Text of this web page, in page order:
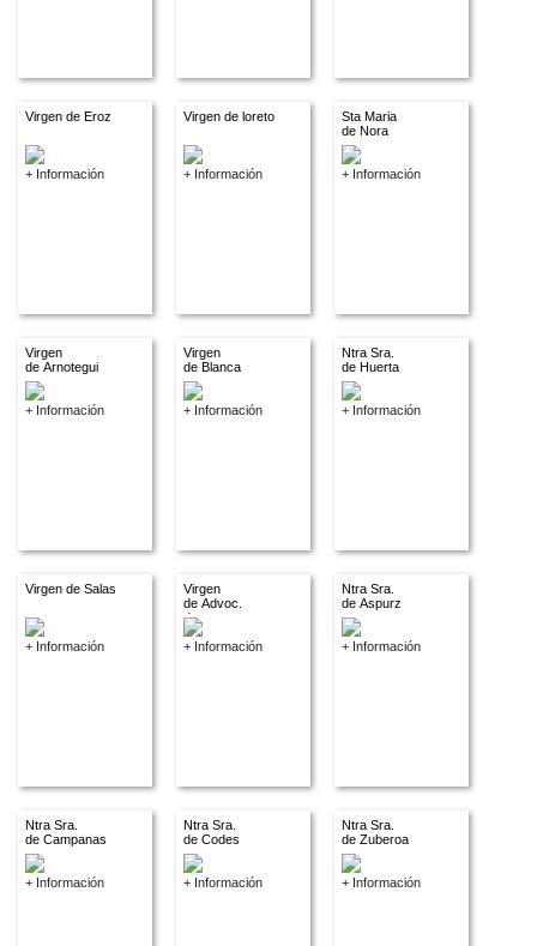
Virgen de Eroz
+ Información
Virgen de loreto
+ Información
Sta Maria
de Nora
+ Información
Virgen
de Arnotegui
+ Información
Virgen
de Blanca
+ Información
Ntra Sra.
de Huerta
+ Información
Virgen de Salas
+ Información
Virgen
de Advoc.
descon.
+ Información
Ntra Sra.
de Aspurz
+ Información
Ntra Sra.
de Campanas
+ Información
Ntra Sra.
de Codes
+ Información
Ntra Sra.
de Zuberoa
+ Información